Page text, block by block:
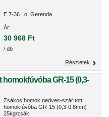
E 7-36 I.o. Gerenda
Ár:
30 968 Ft
/ db
Részletek
GR-15 (0,3-
Zsákos homok nedves-szárított
homokfúvóba GR-15 (0,3-0,8mm)
25kg/zsák